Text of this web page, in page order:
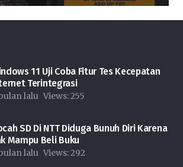
11 Uji Coba Fitur Tes Kecepatan
Terintegrasi
lalu Views:255
SD Di NTT Diduga Bunuh Diri Karena
Mampu Beli Buku
lalu Views:292